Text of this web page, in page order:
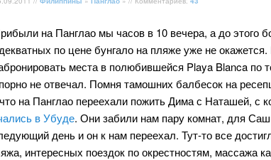
на Панглао мы часов в 10 вечера, а до этого
по цене бунгало на пляже уже не
места в полюбившейся Playa Blanca по
не отвечал. Помня тамошних балбесок на
на Панглао переехали пожить Дима с Наташей, с
в Убуде. Они забили нам пару комнат, для
день и он к нам переехал. Тут-то все
интересных поездок по окрестностям, массажа